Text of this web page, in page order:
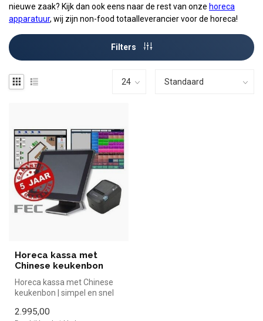
nieuwe zaak? Kijk dan ook eens naar de rest van onze horeca
apparatuur, wij zijn non-food totaalleverancier voor de horeca!
Filters
Horeca kassa met
Chinese keukenbon
Horeca kassa met Chinese
keukenbon | simpel en snel
Ove...
2.995,00